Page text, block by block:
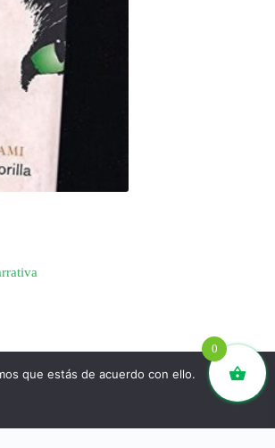
0
que estás de acuerdo con ello.